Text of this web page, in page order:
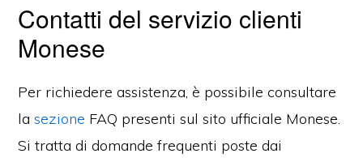
Contatti del servizio clienti
Monese
Per richiedere assistenza, è possibile consultare
lasezione FAQ presenti sul sito ufficiale Monese.
Si tratta di domande frequenti poste dai